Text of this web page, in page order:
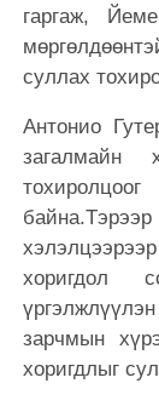
гаргаж,
суллах
Антонио
загалмайн
хоригдол
зарчмын
хоригдлыг